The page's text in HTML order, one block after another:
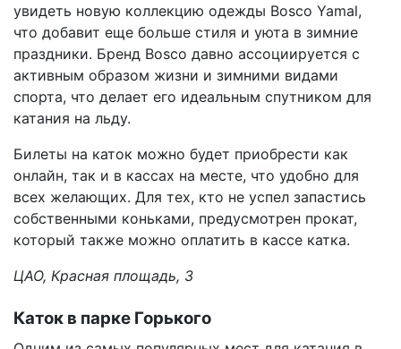
увидеть новую коллекцию одежды Bosco Yamal,
что добавит еще больше стиля и уюта в зимние
праздники. Бренд Bosco давно ассоциируется с
активным образом жизни и зимними видами
спорта, что делает его идеальным спутником для
катания на льду.
Билеты на каток можно будет приобрести как
онлайн, так и в кассах на месте, что удобно для
всех желающих. Для тех, кто не успел запастись
собственными коньками, предусмотрен прокат,
который также можно оплатить в кассе катка.
ЦАО, Красная площадь, 3
Каток в парке Горького